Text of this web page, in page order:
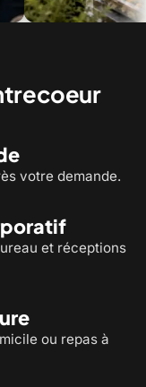
votre demande.
et réceptions
ou repas à